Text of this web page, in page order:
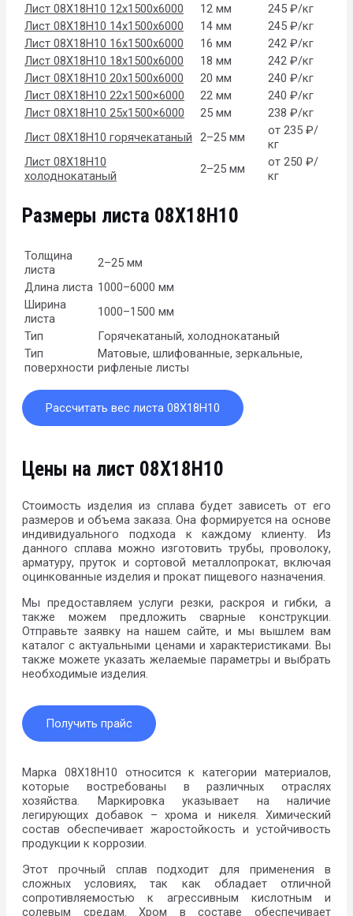
Лист 08Х18Н10 12x1500x6000
12 мм
245 ₽/кг
Лист 08Х18Н10 14x1500x6000
14 мм
245 ₽/кг
Лист 08Х18Н10 16х1500х6000
16 мм
242 ₽/кг
Лист 08Х18Н10 18х1500х6000
18 мм
242 ₽/кг
Лист 08Х18Н10 20x1500x6000
20 мм
240 ₽/кг
Лист 08Х18Н10 22х1500×6000
22 мм
240 ₽/кг
Лист 08Х18Н10 25х1500×6000
25 мм
238 ₽/кг
Лист 08Х18Н10 горячекатаный
2–25 мм
от 235 ₽/
кг
Лист 08Х18Н10
холоднокатаный
2–25 мм
от 250 ₽/
кг
Размеры листа 08Х18Н10
Толщина
листа
2–25 мм
Длина листа 1000–6000 мм
Ширина
листа
1000–1500 мм
Тип
Горячекатаный, холоднокатаный
Тип
поверхности
Матовые, шлифованные, зеркальные,
рифленые листы
Рассчитать вес листа 08Х18Н10
Цены на лист 08Х18Н10
Стоимость изделия из сплава будет зависеть от его
размеров и объема заказа. Она формируется на основе
индивидуального подхода к каждому клиенту. Из
данного сплава можно изготовить трубы, проволоку,
арматуру, пруток и сортовой металлопрокат, включая
оцинкованные изделия и прокат пищевого назначения.
Мы предоставляем услуги резки, раскроя и гибки, а
также можем предложить сварные конструкции.
Отправьте заявку на нашем сайте, и мы вышлем вам
каталог с актуальными ценами и характеристиками. Вы
также можете указать желаемые параметры и выбрать
необходимые изделия.
Получить прайс
Марка 08Х18Н10 относится к категории материалов,
которые востребованы в различных отраслях
хозяйства. Маркировка указывает на наличие
легирующих добавок – хрома и никеля. Химический
состав обеспечивает жаростойкость и устойчивость
продукции к коррозии.
Этот прочный сплав подходит для применения в
сложных условиях, так как обладает отличной
сопротивляемостью к агрессивным кислотным и
солевым средам. Хром в составе обеспечивает